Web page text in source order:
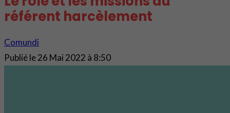
référent harcèlement
Comundi
Publié le26 Mai 2022 à 8:50